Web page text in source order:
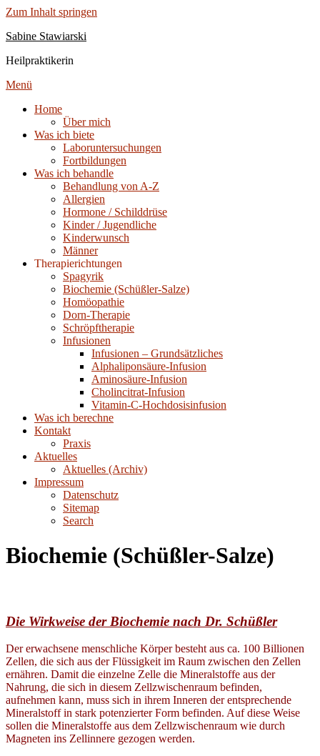
Zum Inhalt springen
Sabine Stawiarski
Heilpraktikerin
Menü
Home
Über mich
Was ich biete
Laboruntersuchungen
Fortbildungen
Was ich behandle
Behandlung von A-Z
Allergien
Hormone / Schilddrüse
Kinder / Jugendliche
Kinderwunsch
Männer
Therapierichtungen
Spagyrik
Biochemie (Schüßler-Salze)
Homöopathie
Dorn-Therapie
Schröpftherapie
Infusionen
Infusionen – Grundsätzliches
Alphaliponsäure-Infusion
Aminosäure-Infusion
Cholincitrat-Infusion
Vitamin-C-Hochdosisinfusion
Was ich berechne
Kontakt
Praxis
Aktuelles
Aktuelles (Archiv)
Impressum
Datenschutz
Sitemap
Search
Biochemie (Schüßler-Salze)
Die Wirkweise der Biochemie nach Dr. Schüßler
Der erwachsene menschliche Körper besteht aus ca. 100 Billionen
Zellen, die sich aus der Flüssigkeit im Raum zwischen den Zellen
ernähren. Damit die einzelne Zelle die Mineralstoffe aus der
Nahrung, die sich in diesem Zellzwischenraum befinden,
aufnehmen kann, muss sich in ihrem Inneren der entsprechende
Mineralstoff in stark potenzierter Form befinden. Auf diese Weise
sollen die Mineralstoffe aus dem Zellzwischenraum wie durch
Magneten ins Zellinnere gezogen werden.